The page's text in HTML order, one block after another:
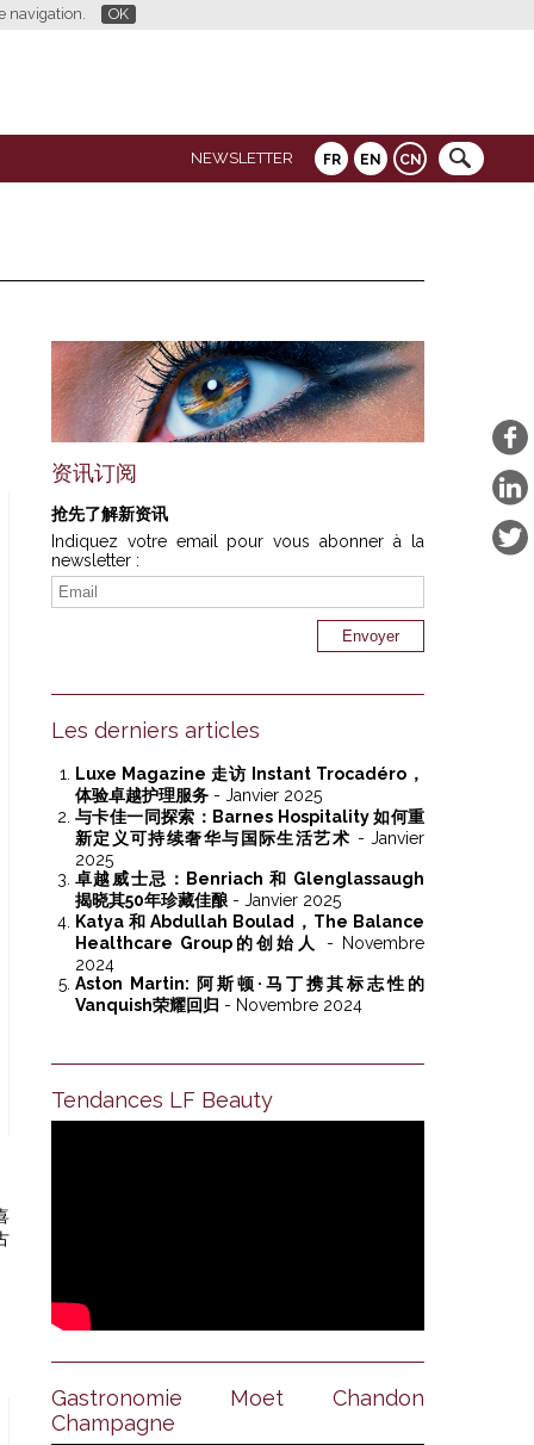
navigation. OK
FR EN CN
NEWSLETTER
资讯订阅
抢先了解新资讯
Indiquez votre email pour vous abonner à la
newsletter :
Les derniers articles
Luxe Magazine 走访 Instant Trocadéro，
体验卓越护理服务- Janvier 2025
与卡佳一同探索：Barnes Hospitality 如何重
新定义可持续奢华与国际生活艺术 - Janvier
2025
卓越威士忌：Benriach 和 Glenglassaugh
揭晓其50年珍藏佳酿- Janvier 2025
Katya 和 Abdullah Boulad，The Balance
Healthcare Group的创始人
- Novembre
2024
Aston Martin: 阿斯顿·马丁携其标志性的
Vanquish荣耀回归 - Novembre 2024
Tendances LF Beauty
Gastronomie Moet Chandon
Champagne